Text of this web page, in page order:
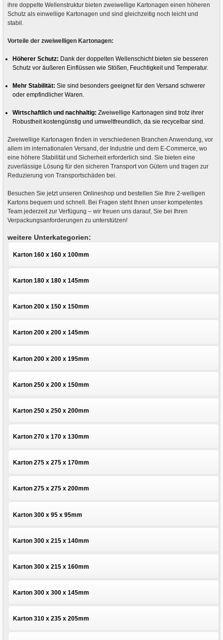
ihre doppelte Wellenstruktur bieten zweiwellige Kartonagen einen höheren
Schutz als einwellige Kartonagen und sind gleichzeitig noch leicht und
stabil.
Vorteile der zweiwelligen Kartonagen:
Höherer Schutz: Dank der doppelten Wellenschicht bieten sie besseren
Schutz vor äußeren Einflüssen wie Stößen, Feuchtigkeit und Temperatur.
Mehr Stabilität: Sie sind besonders geeignet für den Versand schwerer
oder empfindlicher Waren.
Wirtschaftlich und nachhaltig: Zweiwellige Kartonagen sind trotz ihrer
Robustheit kostengünstig und umweltfreundlich, da sie recycelbar sind.
Zweiwellige Kartonagen finden in verschiedenen Branchen Anwendung, vor
allem im internationalen Versand, der Industrie und dem E-Commerce, wo
eine höhere Stabilität und Sicherheit erforderlich sind. Sie bieten eine
zuverlässige Lösung für den sicheren Transport von Gütern und tragen zur
Reduzierung von Transportschäden bei.
Besuchen Sie jetzt unseren Onlineshop und bestellen Sie Ihre 2-welligen
Kartons bequem und schnell. Bei Fragen steht Ihnen unser kompetentes
Team jederzeit zur Verfügung – wir freuen uns darauf, Sie bei Ihren
Verpackungsanforderungen zu unterstützen!
weitere Unterkategorien:
Karton 160 x 160 x 100mm
Karton 180 x 180 x 145mm
Karton 200 x 150 x 150mm
Karton 200 x 200 x 145mm
Karton 200 x 200 x 195mm
Karton 250 x 200 x 150mm
Karton 250 x 250 x 200mm
Karton 270 x 170 x 130mm
Karton 275 x 275 x 170mm
Karton 275 x 275 x 200mm
Karton 300 x 95 x 95mm
Karton 300 x 215 x 140mm
Karton 300 x 215 x 160mm
Karton 300 x 300 x 145mm
Karton 310 x 235 x 205mm